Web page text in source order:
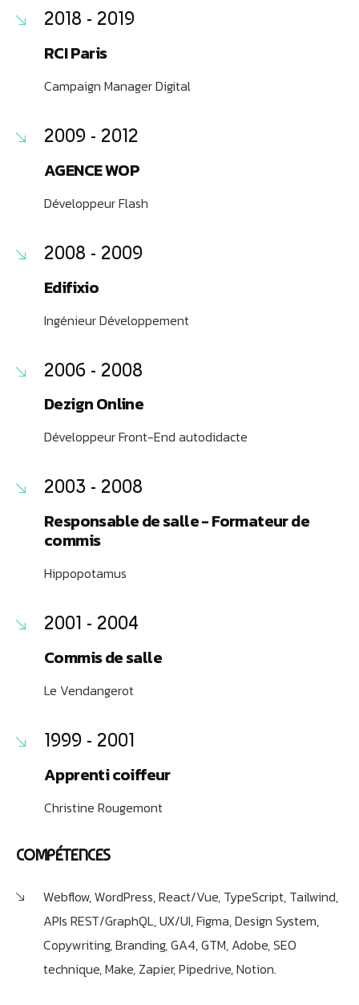
2018 - 2019
RCI Paris
Campaign Manager Digital
2009 - 2012
AGENCE WOP
Développeur Flash
2008 - 2009
Edifixio
Ingénieur Développement
2006 - 2008
Dezign Online
Développeur Front-End autodidacte
2003 - 2008
Responsable de salle - Formateur de
commis
Hippopotamus
2001 - 2004
Commis de salle
Le Vendangerot
1999 - 2001
Apprenti coiffeur
Christine Rougemont
COMPÉTENCES
Webflow, WordPress, React/Vue, TypeScript, Tailwind,
APIs REST/GraphQL, UX/UI, Figma, Design System,
Copywriting, Branding, GA4, GTM, Adobe, SEO
technique, Make, Zapier, Pipedrive, Notion.